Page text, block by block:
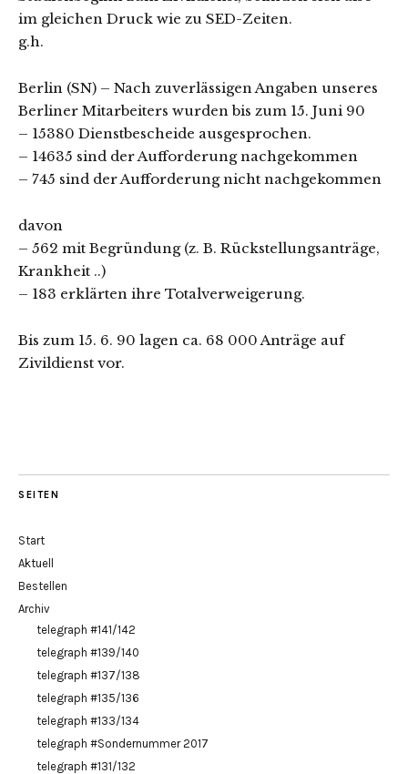
im gleichen Druck wie zu SED-Zeiten.
g.h.
Berlin (SN) – Nach zuverlässigen Angaben unseres
Berliner Mitarbeiters wurden bis zum 15. Juni 90
– 15380 Dienstbescheide ausgesprochen.
– 14635 sind der Aufforderung nachgekommen
– 745 sind der Aufforderung nicht nachgekommen
davon
– 562 mit Begründung (z. B. Rückstellungsanträge,
Krankheit ..)
– 183 erklärten ihre Totalverweigerung.
Bis zum 15. 6. 90 lagen ca. 68 000 Anträge auf
Zivildienst vor.
SEITEN
Start
Aktuell
Bestellen
Archiv
telegraph #141/142
telegraph #139/140
telegraph #137/138
telegraph #135/136
telegraph #133/134
telegraph #Sondernummer 2017
telegraph #131/132